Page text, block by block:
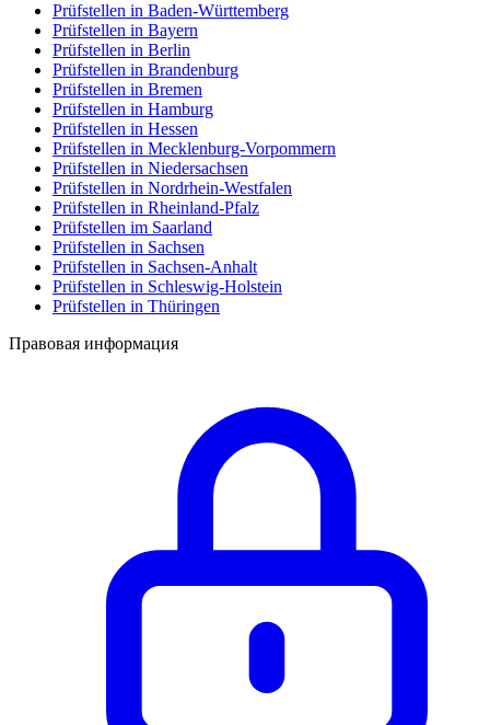
Prüfstellen in Baden-Württemberg
Prüfstellen in Bayern
Prüfstellen in Berlin
Prüfstellen in Brandenburg
Prüfstellen in Bremen
Prüfstellen in Hamburg
Prüfstellen in Hessen
Prüfstellen in Mecklenburg-Vorpommern
Prüfstellen in Niedersachsen
Prüfstellen in Nordrhein-Westfalen
Prüfstellen in Rheinland-Pfalz
Prüfstellen im Saarland
Prüfstellen in Sachsen
Prüfstellen in Sachsen-Anhalt
Prüfstellen in Schleswig-Holstein
Prüfstellen in Thüringen
Правовая информация